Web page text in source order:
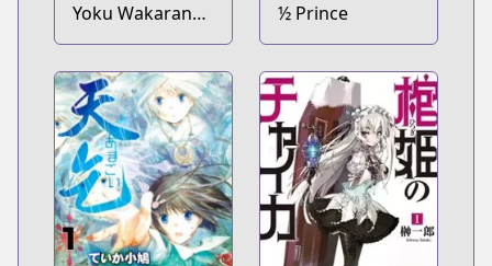
Yoku Wakaranai
keredo Isekai ni
Tensei shiteita
you desu
½ Prince